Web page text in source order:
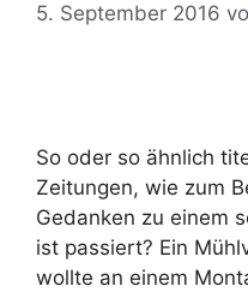
5. September 2016
So oder so ähnlich
Zeitungen, wie zum
Gedanken zu einem
ist passiert? Ein
wollte an einem